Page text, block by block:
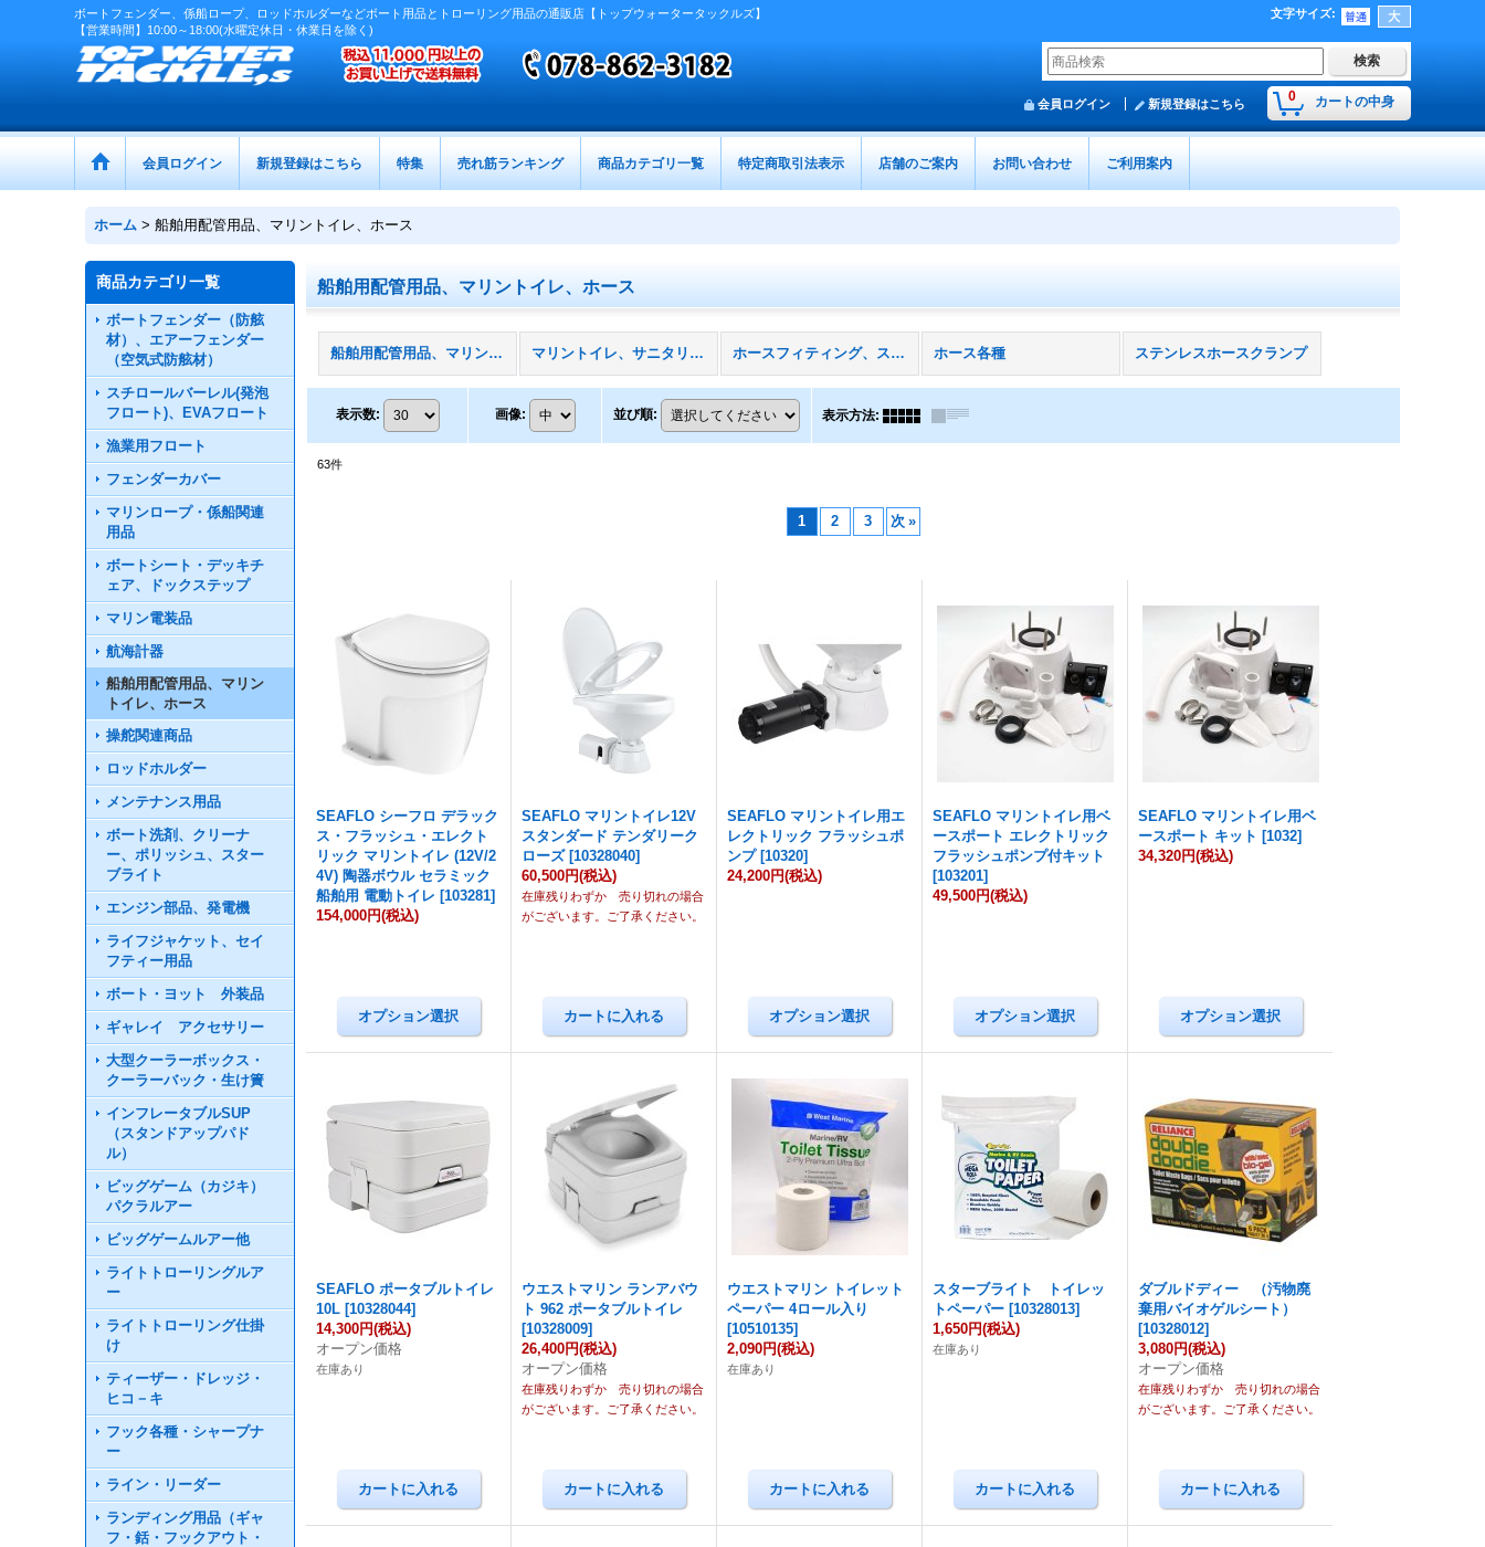
ボートフェンダー、係船ロープ、ロッドホルダーなどボート用品とトローリング用品の通販店【トップウォータータックルズ】
【営業時間】10:00～18:00(水曜定休日・休業日を除く)
文字サイズ:
0 カートの中身
会員ログイン 新規登録はこちら
会員ログイン 新規登録はこちら 特集 売れ筋ランキング 商品カテゴリ一覧 特定商取引法表示 店舗のご案内 お問い合わせ ご利用案内
ホーム > 船舶用配管用品、マリントイレ、ホース
商品カテゴリ一覧
ボートフェンダー（防舷
材）、エアーフェンダー
（空気式防舷材）
スチロールバーレル(発泡
フロート)、EVAフロート
漁業用フロート
フェンダーカバー
マリンロープ・係船関連
用品
ボートシート・デッキチ
ェア、ドックステップ
マリン電装品
航海計器
船舶用配管用品、マリン
トイレ、ホース
操舵関連商品
ロッドホルダー
メンテナンス用品
ボート洗剤、クリーナ
ー、ポリッシュ、スター
ブライト
エンジン部品、発電機
ライフジャケット、セイ
フティー用品
ボート・ヨット 外装品
ギャレイ アクセサリー
大型クーラーボックス・
クーラーバック・生け簀
インフレータブルSUP
（スタンドアップパド
ル）
ビッグゲーム（カジキ）
パクラルアー
ビッグゲームルアー他
ライトトローリングルア
ー
ライトトローリング仕掛
け
ティーザー・ドレッジ・
ヒコ－キ
フック各種・シャープナ
ー
ライン・リーダー
ランディング用品（ギャ
フ・銛・フックアウト・
船舶用配管用品、マリントイレ、ホース
船舶用配管用品、マリントイレ、ホース (全商品) マリントイレ、サニタリー用品 ホースフィティング、スルハル、バルブ ホース各種 ステンレスホースクランプ
表示数: 画像: 並び順: 表示方法:
63件
1 2 3 次 »
SEAFLO シーフロ デラック
ス・フラッシュ・エレクト
リック マリントイレ (12V/2
4V) 陶器ボウル セラミック
船舶用 電動トイレ [103281]
154,000円(税込)
SEAFLO マリントイレ12V
スタンダード テンダリーク
ローズ [10328040]
60,500円(税込)
在庫残りわずか 売り切れの場合
がございます。ご了承ください。
SEAFLO マリントイレ用エ
レクトリック フラッシュポ
ンプ [10320]
24,200円(税込)
SEAFLO マリントイレ用ベ
ースポート エレクトリック
フラッシュポンプ付キット
[103201]
49,500円(税込)
SEAFLO マリントイレ用ベ
ースポート キット [1032]
34,320円(税込)
SEAFLO ポータブルトイレ
10L [10328044]
14,300円(税込)
オープン価格
在庫あり
ウエストマリン ランアバウ
ト 962 ポータブルトイレ
[10328009]
26,400円(税込)
オープン価格
在庫残りわずか 売り切れの場合
がございます。ご了承ください。
ウエストマリン トイレット
ペーパー 4ロール入り
[10510135]
2,090円(税込)
在庫あり
スターブライト トイレッ
トペーパー [10328013]
1,650円(税込)
在庫あり
ダブルドディー （汚物廃
棄用バイオゲルシート）
[10328012]
3,080円(税込)
オープン価格
在庫残りわずか 売り切れの場合
がございます。ご了承ください。